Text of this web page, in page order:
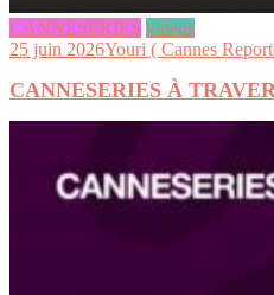
CANNESERIES videos
25 juin 2026Youri ( Cannes
CANNESERIES À